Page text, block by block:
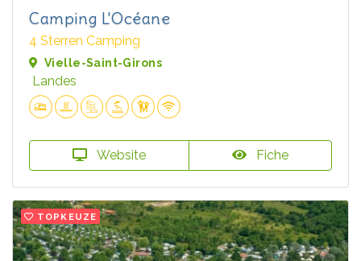
Camping L'Océane
4 Sterren Camping
Vielle-Saint-Girons
Landes
Website Fiche
TOPKEUZE